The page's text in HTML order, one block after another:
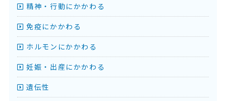
精神・行動にかかわる
免疫にかかわる
ホルモンにかかわる
妊娠・出産にかかわる
遺伝性